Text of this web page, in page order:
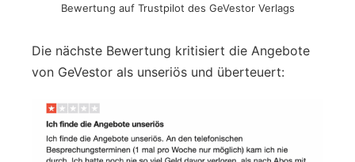
Bewertung auf Trustpilot des GeVestor Verlags
Die nächste Bewertung kritisiert die Angebote
von GeVestor als unseriös und überteuert: